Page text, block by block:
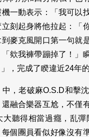
一動表示：「我可以
刻起身將他拉起：「
到麥克風開口第一句
欸我褲帶蹦掉了！」
，完成了睽違近24年的
，老破麻O.S.D和擊
融合樂器互尬，不僅
大聽得相當過癮，乱
個團員看似好像沒有